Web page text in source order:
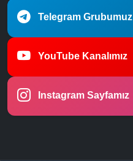
Telegram Grubumuz
YouTube Kanalımız
Instagram Sayfamız